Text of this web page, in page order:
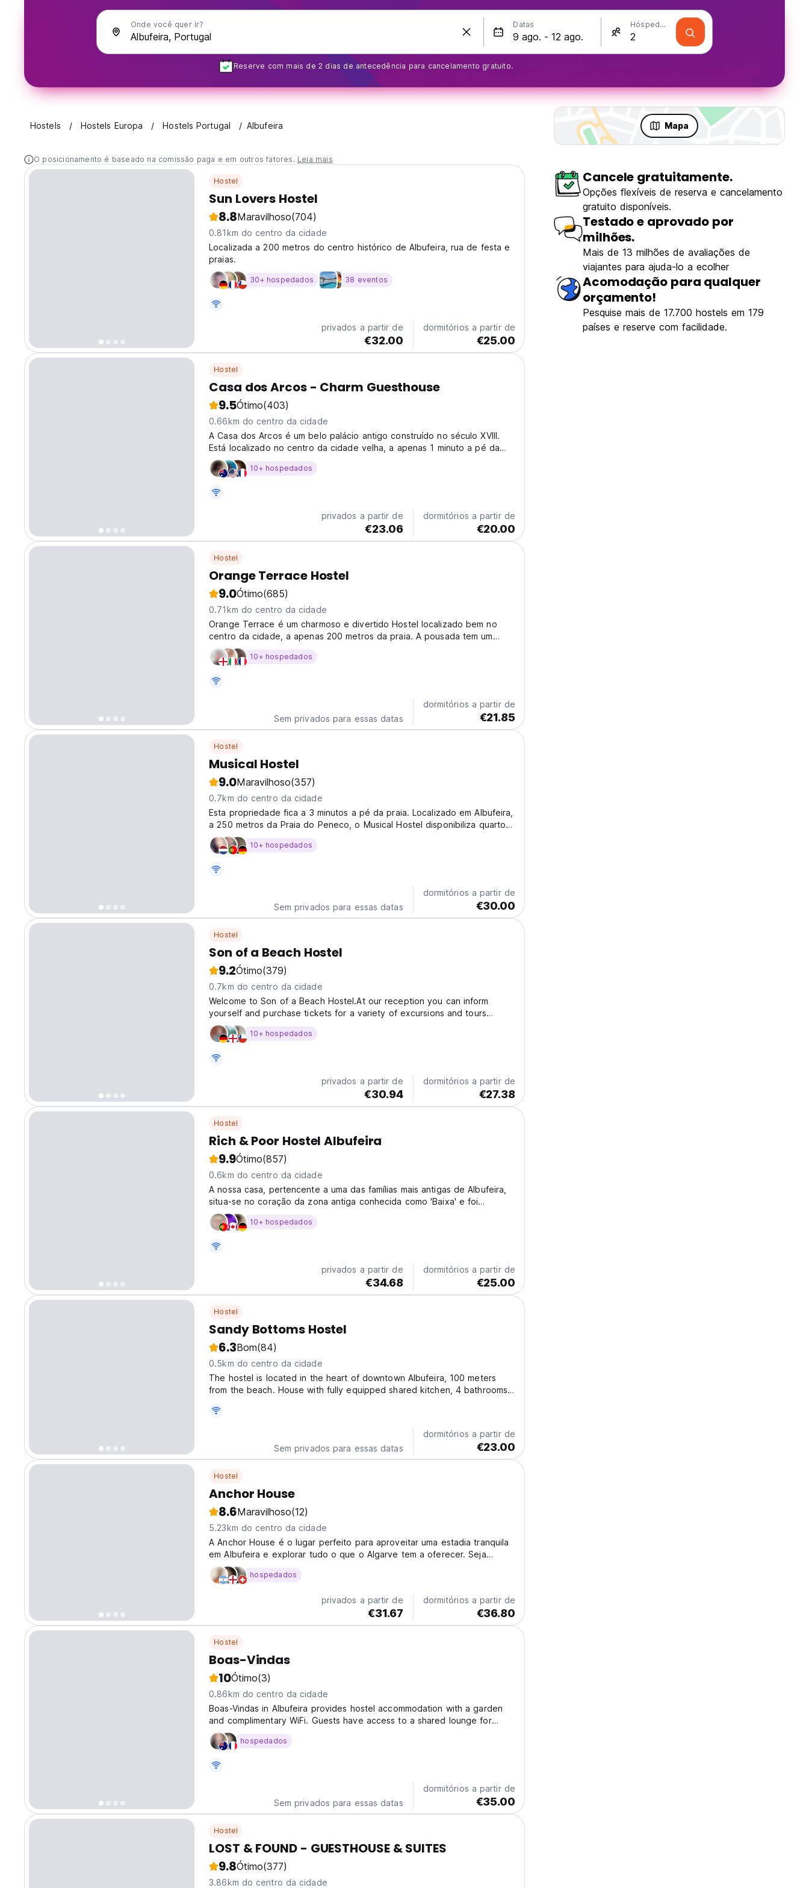
Onde você quer ir? Datas Hóspedes
Reserve com mais de 2 dias de antecedência para cancelamento gratuito.
Hostels Hostels Europa Hostels Portugal Albufeira Mapa
O posicionamento é baseado na comissão paga e em outros fatores. Leia mais
Hostel
Sun Lovers Hostel
8.8Maravilhoso(704)
0.81km do centro da cidade
Localizada a 200 metros do centro histórico de Albufeira, rua de festa e
praias.
30+ hospedados 38 eventos
privados a partir de
€32.00
dormitórios a partir de
€25.00
Hostel
Casa dos Arcos - Charm Guesthouse
9.5Ótimo(403)
0.66km do centro da cidade
A Casa dos Arcos é um belo palácio antigo construído no século XVIII.
Está localizado no centro da cidade velha, a apenas 1 minuto a pé da
praia. Toalhas, Wi-Fi e roupa de cama são gratuitas.'
10+ hospedados
privados a partir de
€23.06
dormitórios a partir de
€20.00
Hostel
Orange Terrace Hostel
9.0Ótimo(685)
0.71km do centro da cidade
Orange Terrace é um charmoso e divertido Hostel localizado bem no
centro da cidade, a apenas 200 metros da praia. A pousada tem um
pátio coberto com cobertura natural com rede, um espaçoso terraço
ensolarado10+ hospedados
Sem privados para essas datas
dormitórios a partir de
€21.85
Hostel
Musical Hostel
9.0Maravilhoso(357)
0.7km do centro da cidade
Esta propriedade fica a 3 minutos a pé da praia. Localizado em Albufeira,
a 250 metros da Praia do Peneco, o Musical Hostel disponibiliza quartos
climatizados e um jardim.
10+ hospedados
Sem privados para essas datas
dormitórios a partir de
€30.00
Hostel
Son of a Beach Hostel
9.2Ótimo(379)
0.7km do centro da cidade
Welcome to Son of a Beach Hostel.At our reception you can inform
yourself and purchase tickets for a variety of excursions and tours
available. There is a bit of everything from the excursions to discover
the culture of our people or the very popular boat...
10+ hospedados
privados a partir de
€30.94
dormitórios a partir de
€27.38
Hostel
Rich & Poor Hostel Albufeira
9.9Ótimo(857)
0.6km do centro da cidade
A nossa casa, pertencente a uma das famílias mais antigas de Albufeira,
situa-se no coração da zona antiga conhecida como 'Baixa' e foi
totalmente remodelada em 2017 de forma a oferecer aos nossos
hóspedes os padrões de conforto possíveis. Em anexo encontra...
10+ hospedados
privados a partir de
€34.68
dormitórios a partir de
€25.00
Hostel
Sandy Bottoms Hostel
6.3Bom(84)
0.5km do centro da cidade
The hostel is located in the heart of downtown Albufeira, 100 meters
from the beach. House with fully equipped shared kitchen, 4 bathrooms,
street-side dining table. The building was completely...
Sem privados para essas datas
dormitórios a partir de
€23.00
Hostel
Anchor House
8.6Maravilhoso(12)
5.23km do centro da cidade
A Anchor House é o lugar perfeito para aproveitar uma estadia tranquila
em Albufeira e explorar tudo o que o Algarve tem a oferecer. Seja
viajando sozinho, com amigos ou em família, você encontrará um
ambiente acolhedor e áreas comuns pensadas para que se...
hospedados
privados a partir de
€31.67
dormitórios a partir de
€36.80
Hostel
Boas-Vindas
10Ótimo(3)
0.86km do centro da cidade
Boas-Vindas in Albufeira provides hostel accommodation with a garden
and complimentary WiFi. Guests have access to a shared lounge for
relaxation and a communal kitchen for meal preparation. The hostel
includes a patio, dining space, and a fully equipped...
hospedados
Sem privados para essas datas
dormitórios a partir de
€35.00
Hostel
LOST & FOUND - GUESTHOUSE & SUITES
9.8Ótimo(377)
3.86km do centro da cidade
Cancele gratuitamente.
Opções flexíveis de reserva e cancelamento
gratuito disponíveis.
Testado e aprovado por
milhões.
Mais de 13 milhões de avaliações de
viajantes para ajuda-lo a ecolher
Acomodação para qualquer
orçamento!
Pesquise mais de 17.700 hostels em 179
países e reserve com facilidade.